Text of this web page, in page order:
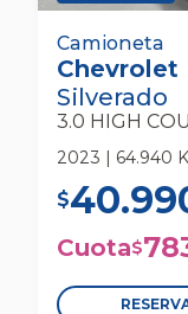
Chevrolet
4p Camioneta
Camioneta
Chevrolet
Silverado
3.0 HIGH
2023 | 64.940
$
Cuota$